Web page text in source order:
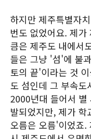
하지만 제주특별자
번도 없었어요. 제
큼은 제주도 내에서
들은 그냥 '섬'에 불
토의 끝'이라는 것
도 섬인데 그 부속
2000년대 들어서 별
발되었지만, 제가
오름은 오름'이었죠.